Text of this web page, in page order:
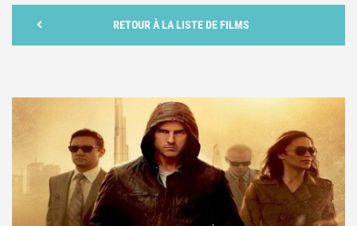
RETOUR À LA LISTE DE FILMS